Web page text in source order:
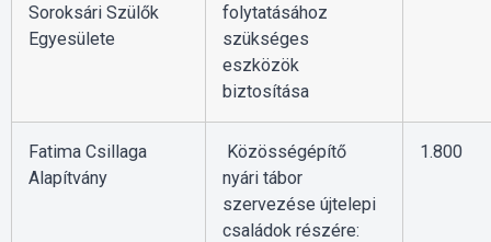
Soroksári Szülők
Egyesülete
folytatásához
szükséges
eszközök
biztosítása
Fatima Csillaga
Alapítvány
Közösségépítő
nyári tábor
szervezése újtelepi
családok részére:
1.800